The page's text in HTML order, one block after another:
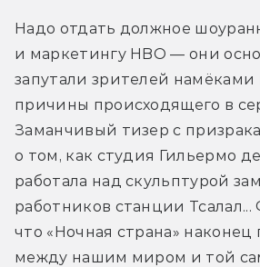
Надо отдать должное
и маркетингу HBO — они
запутали зрителей намёками
причины происходящего в
Заманчивый тизер с
о том, как студия Гильермо
работала над скульптурой
работников станции
что «Ночная страна» наконец
между нашим миром и той